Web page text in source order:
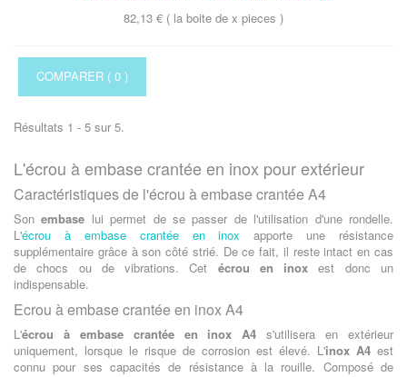
82,13 € ( la boite de x pieces )
COMPARER ( 0 )
Résultats 1 - 5 sur 5.
L'écrou à embase crantée en inox pour extérieur
Caractéristiques de l'écrou à embase crantée A4
Sonembase lui permet de se passer de l'utilisation d'une rondelle.
L'écrou à embase crantée en inox apporte une résistance
supplémentaire grâce à son côté strié. De ce fait, il reste intact en cas
de chocs ou de vibrations. Cet écrou en inox est donc un
indispensable.
Ecrou à embase crantée en inox A4
L'écrou à embase crantée en inox A4 s'utilisera en extérieur
uniquement, lorsque le risque de corrosion est élevé. L'inox A4 est
connu pour ses capacités de résistance à la rouille. Composé de